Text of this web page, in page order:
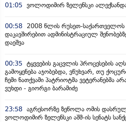
01:05 ვოლოდიმირ ზელენსკი
00:58
2008 წლის რუსეთ-საქართველოს
დაკავშირებით ადმინისტრაციულ
დაეშვა
00:35 ტყვეების გაცვლის პროცესების
გამოყენება აჯობებდა, ვწუხვარ, თუ
ჩემი ნათქვამი პატრიოტმა ვეტერანებმა
ვუხდი - გიორგი ბარამიძე
23:58 აგრესორზე ზეწოლა ომის
ვოლოდიმირ ზელენსკი აშშ-ის სენატს